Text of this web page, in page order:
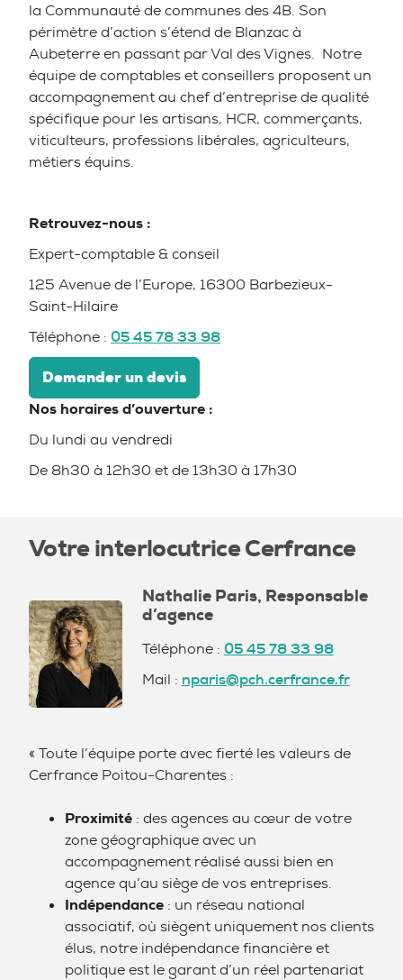
la Communauté de communes des 4B. Son
périmètre d’action s’étend de Blanzac à
Aubeterre en passant par Val des Vignes. Notre
équipe de comptables et conseillers proposent un
accompagnement au chef d’entreprise de qualité
spécifique pour les artisans, HCR, commerçants,
viticulteurs, professions libérales, agriculteurs,
métiers équins.
Retrouvez-nous :
Expert-comptable & conseil
125 Avenue de l’Europe, 16300 Barbezieux-
Saint-Hilaire
Téléphone : 05 45 78 33 98
Demander un devis
Nos horaires d’ouverture :
Du lundi au vendredi
De 8h30 à 12h30 et de 13h30 à 17h30
Votre interlocutrice Cerfrance
Nathalie Paris, Responsable
d’agence
Téléphone : 05 45 78 33 98
Mail : nparis@pch.cerfrance.fr
« Toute l’équipe porte avec fierté les valeurs de
Cerfrance Poitou-Charentes :
Proximité : des agences au cœur de votre
zone géographique avec un
accompagnement réalisé aussi bien en
agence qu’au siège de vos entreprises.
Indépendance : un réseau national
associatif, où siègent uniquement nos clients
élus, notre indépendance financière et
politique est le garant d’un réel partenariat